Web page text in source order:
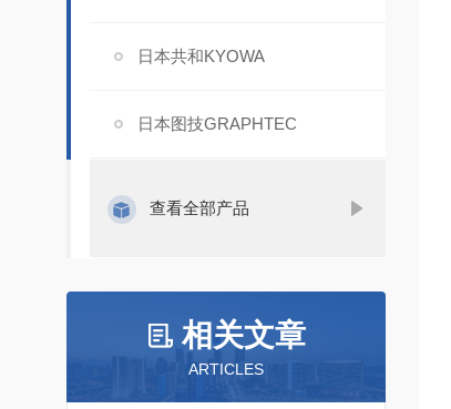
日本共和KYOWA
日本图技GRAPHTEC
查看全部产品
相关文章
ARTICLES